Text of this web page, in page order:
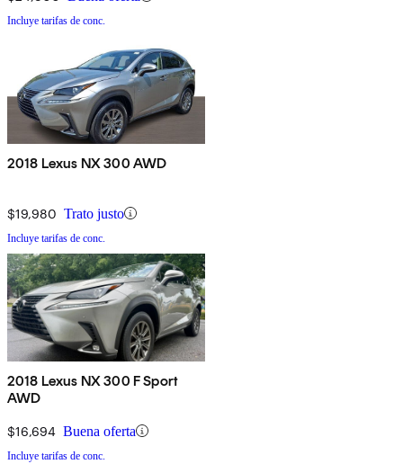
Incluye tarifas de conc.
2018 Lexus NX 300 AWD
$19,980 Trato justo
Incluye tarifas de conc.
2018 Lexus NX 300 F Sport
AWD
$16,694 Buena oferta
Incluye tarifas de conc.